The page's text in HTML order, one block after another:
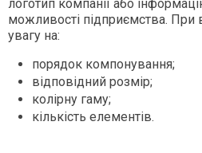
логотип компанії або
можливості підприємства. При
увагу на:
порядок компонування;
відповідний розмір;
колірну гаму;
кількість елементів.